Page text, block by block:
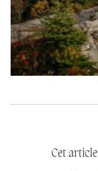
Cet